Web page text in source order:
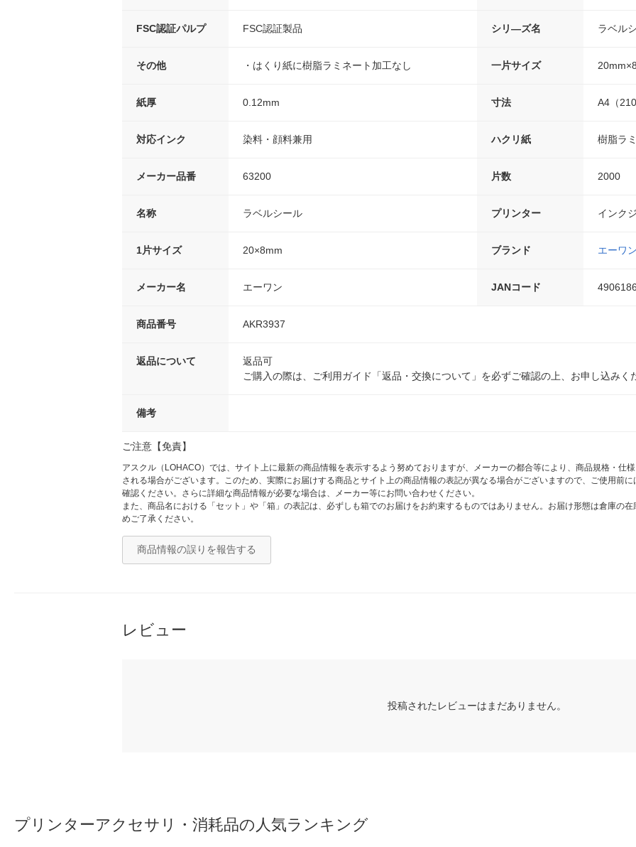
FSC認証パルプ FSC認証製品 シリ―ズ名 ラベル
その他 ・はくり紙に樹脂ラミネート加工なし 一片サイズ
紙厚 0.12mm 寸法 A4（
対応インク 染料・顔料兼用 ハクリ紙 樹脂ラ
メーカー品番 63200 片数 2000
名称 ラベルシール プリンター インク
1片サイズ 20×8mm ブランド エーワン
メーカー名 エーワン JANコード
商品番号 AKR3937
返品について
返品可
ご購入の際は、ご利用ガイド「返品・交換について」を必ずご確認の上、お申し込みく
備考
ご注意【免責】
アスクル（LOHACO）では、サイト上に最新の商品情報を表示するよう努めておりますが、メーカーの都合等により、商品規格・仕
される場合がございます。このため、実際にお届けする商品とサイト上の商品情報の表記が異なる場合がございますので、ご使用前
確認ください。さらに詳細な商品情報が必要な場合は、メーカー等にお問い合わせください。
また、商品名における「セット」や「箱」の表記は、必ずしも箱でのお届けをお約束するものではありません。お届け形態は倉庫の
めご了承ください。
商品情報の誤りを報告する
レビュー
投稿されたレビューはまだありません。
プリンターアクセサリ・消耗品の人気ランキング